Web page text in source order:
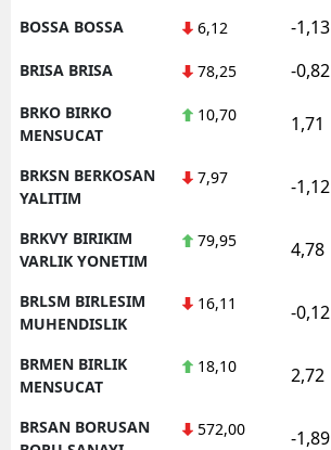
BOSSA BOSSA 6,12 -1,13
BRISA BRISA 78,25 -0,82
BRKO BIRKO
MENSUCAT
10,70 1,71
BRKSN BERKOSAN
YALITIM
7,97 -1,12
BRKVY BIRIKIM
VARLIK YONETIM
79,95 4,78
BRLSM BIRLESIM
MUHENDISLIK
16,11 -0,12
BRMEN BIRLIK
MENSUCAT
18,10 2,72
BRSAN BORUSAN
572,00 -1,89